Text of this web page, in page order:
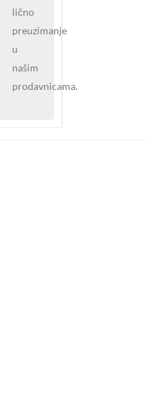
lično
preuzimanje
u
našim
prodavnicama.